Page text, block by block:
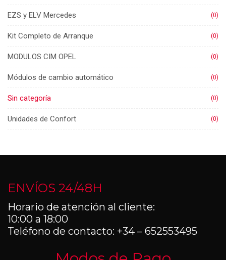
EZS y ELV Mercedes (0)
Kit Completo de Arranque (0)
MODULOS CIM OPEL (0)
Módulos de cambio automático (0)
Sin categoría (0)
Unidades de Confort (0)
ENVÍOS 24/48H
Horario de atención al cliente:
10:00 a 18:00
Teléfono de contacto: +34 – 652553495